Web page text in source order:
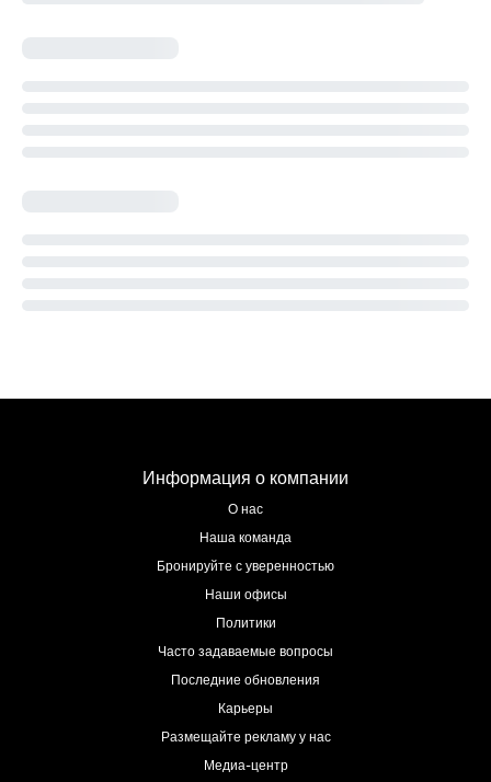
Информация о компании
О нас
Наша команда
Бронируйте с уверенностью
Наши офисы
Политики
Часто задаваемые вопросы
Последние обновления
Карьеры
Размещайте рекламу у нас
Медиа-центр